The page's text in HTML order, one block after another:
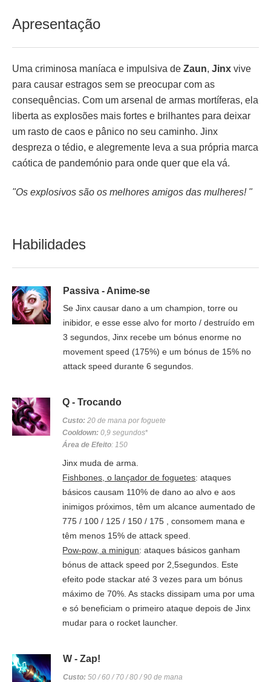
Apresentação
Uma criminosa maníaca e impulsiva de Zaun, Jinx vive
para causar estragos sem se preocupar com as
consequências. Com um arsenal de armas mortíferas, ela
liberta as explosões mais fortes e brilhantes para deixar
um rasto de caos e pânico no seu caminho. Jinx
despreza o tédio, e alegremente leva a sua própria marca
caótica de pandemónio para onde quer que ela vá.
"Os explosivos são os melhores amigos das mulheres! "
Habilidades
Passiva - Anime-se
Se Jinx causar dano a um champion, torre ou
inibidor, e esse esse alvo for morto / destruído em
3 segundos, Jinx recebe um bónus enorme no
movement speed (175%) e um bónus de 15% no
attack speed durante 6 segundos.
Q - Trocando
Custo: 20 de mana por foguete
Cooldown:0,9 segundos*
Área de Efeito: 150
Jinx muda de arma.
Fishbones, o lançador de foguetes: ataques
básicos causam 110% de dano ao alvo e aos
inimigos próximos, têm um alcance aumentado de
775 / 100 / 125 / 150 / 175 , consomem mana e
têm menos 15% de attack speed.
Pow-pow, a minigun: ataques básicos ganham
bónus de attack speed por 2,5segundos. Este
efeito pode stackar até 3 vezes para um bónus
máximo de 70%. As stacks dissipam uma por uma
e só beneficiam o primeiro ataque depois de Jinx
mudar para o rocket launcher.
W - Zap!
Custo:50 / 60 / 70 / 80 / 90 de mana